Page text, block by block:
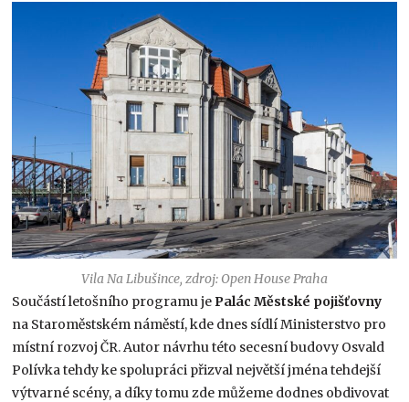
Vila Na Libušince, zdroj: Open House Praha
Součástí letošního programu je Palác Městské pojišťovny
na Staroměstském náměstí, kde dnes sídlí Ministerstvo pro
místní rozvoj ČR. Autor návrhu této secesní budovy Osvald
Polívka tehdy ke spolupráci přizval největší jména tehdejší
výtvarné scény, a díky tomu zde můžeme dodnes obdivovat